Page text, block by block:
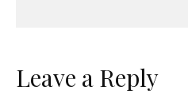
Leave a Reply